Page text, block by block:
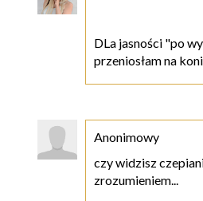
DLa jasności "po
przeniosłam na
Anonimowy
czy widzisz
zrozumieniem...